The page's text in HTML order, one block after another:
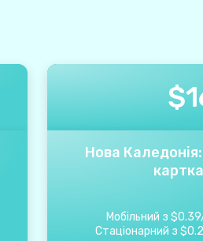
$
Нова
Мобільний з $0.39
Стаціонарний з $